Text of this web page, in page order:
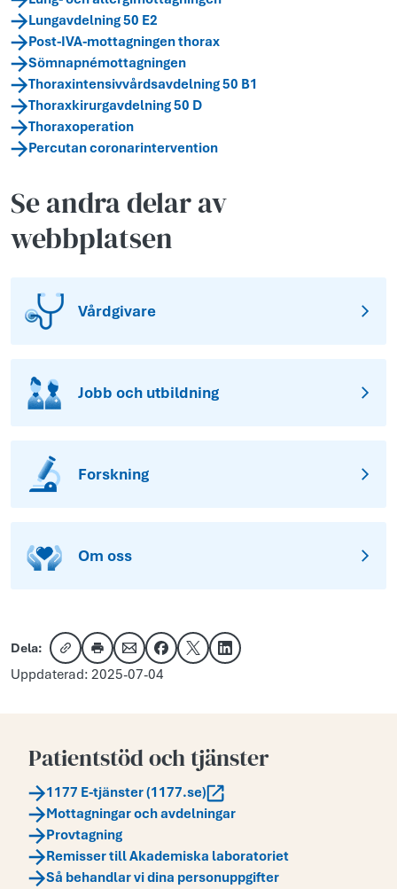
Lungavdelning 50 E2
Post-IVA-mottagningen thorax
Sömnapnémottagningen
Thoraxintensivvårdsavdelning 50 B1
Thoraxkirurgavdelning 50 D
Thoraxoperation
Percutan coronarintervention
Se andra delar av
webbplatsen
Vårdgivare
Jobb och utbildning
Forskning
Om oss
Dela:
Kopiera länk
Skriv utDela via e-post
Dela på Facebook
Dela på XDela på LinkedIn
Uppdaterad: 2025-07-04
Patientstöd och tjänster
1177 E-tjänster (1177.se)
Mottagningar och avdelningar
Provtagning
Remisser till Akademiska laboratoriet
Så behandlar vi dina personuppgifter